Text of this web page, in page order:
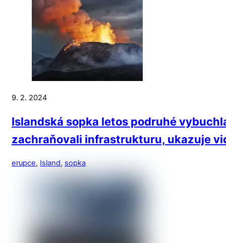
9. 2. 2024
Islandská sopka letos podruhé
zachraňovali infrastrukturu, ukazuje
erupce, Island, sopka